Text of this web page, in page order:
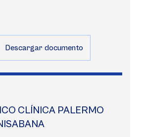
Descargar documento
CLÍNICA PALERMO